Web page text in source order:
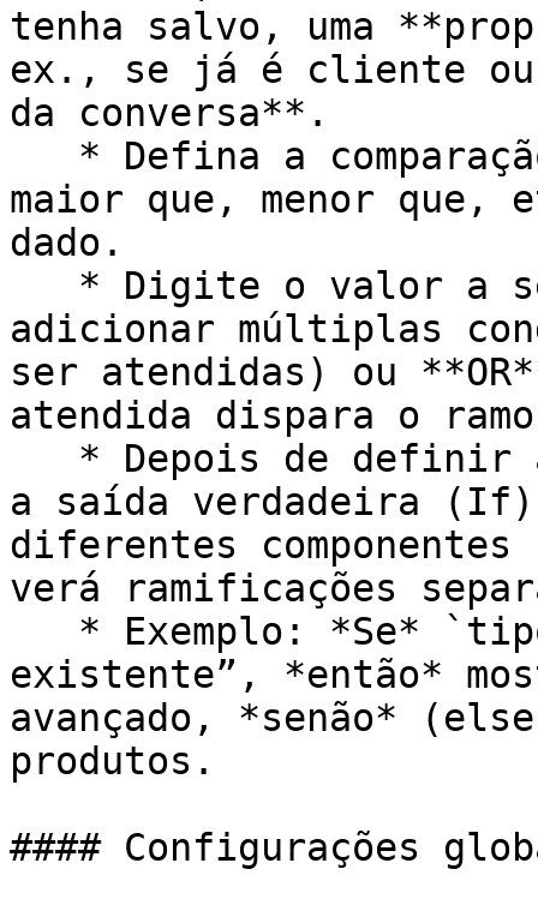
tenha salvo, uma
ex., se já é cliente ou
da conversa**.
maior que, menor
dado.
adicionar múltiplas
ser atendidas) ou
atendida dispara o
a saída verdadeira
diferentes
verá ramificações
existente”, *então*
avançado, *senão*
produtos.
#### Configurações